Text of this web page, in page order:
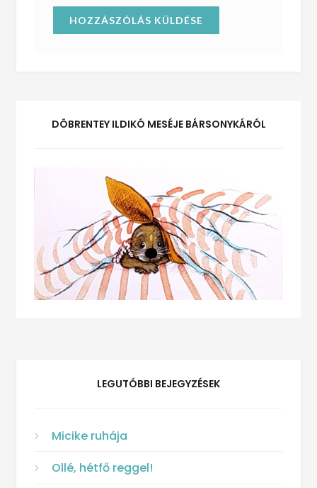
DÖBRENTEY ILDIKÓ MESÉJE BÁRSONYKÁRÓL
LEGUTÓBBI BEJEGYZÉSEK
Micike ruhája
Ollé, hétfő reggel!